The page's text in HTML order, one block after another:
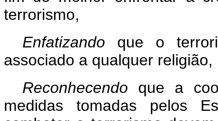
terrorismo,
Enfatizando que o
associado a qualquer
Reconhecendo que a
medidas tomadas pelos